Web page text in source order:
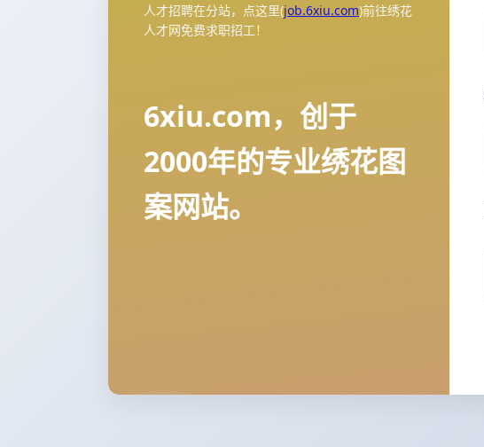
人才招聘在分站，点这里(job.6xiu.com)前往绣花
人才网免费求职招工！
6xiu.com，创于
2000年的专业绣花图
案网站。